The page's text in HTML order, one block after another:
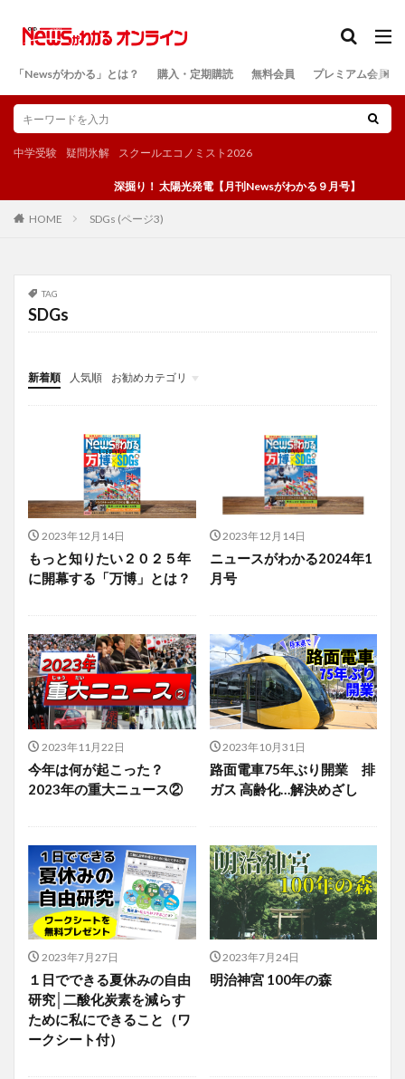
「Newsがわかる」とは？ 購入・定期購読 無料会員 プレミアム会員
中学受験 疑問氷解 スクールエコノミスト2026
深掘り！ 太陽光発電【月刊Newsがわかる９月号】
HOME SDGs (ページ3)
TAG
SDGs
新着順 人気順
お勧めカテゴリ
投稿
学び
マンガ
電子書籍
2023年12月14日
もっと知りたい２０２５年
に開幕する「万博」とは？
2023年12月14日
ニュースがわかる2024年1
月号
2023年11月22日
今年は何が起こった？
2023年の重大ニュース②
2023年10月31日
路面電車75年ぶり開業 排
ガス 高齢化…解決めざし
2023年7月27日
１日でできる夏休みの自由
研究│二酸化炭素を減らす
ために私にできること（ワ
ークシート付）
2023年7月24日
明治神宮 100年の森
検索